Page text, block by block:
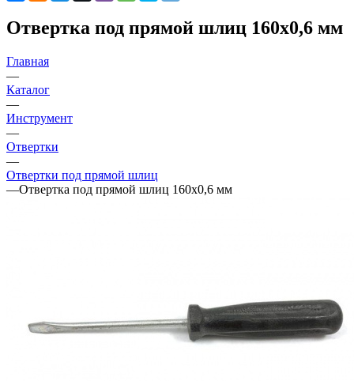
Отвертка под прямой шлиц 160х0,6 мм
Главная
—
Каталог
—
Инструмент
—
Отвертки
—
Отвертки под прямой шлиц
—Отвертка под прямой шлиц 160х0,6 мм